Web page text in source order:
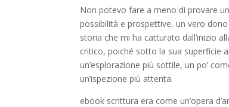
Non potevo fare a meno di provare
possibilità e prospettive, un vero
storia che mi ha catturato dall’inizio
critico, poiché sotto la sua superficie
un’esplorazione più sottile, un po’
un’ispezione più attenta.
ebook scrittura era come un’opera